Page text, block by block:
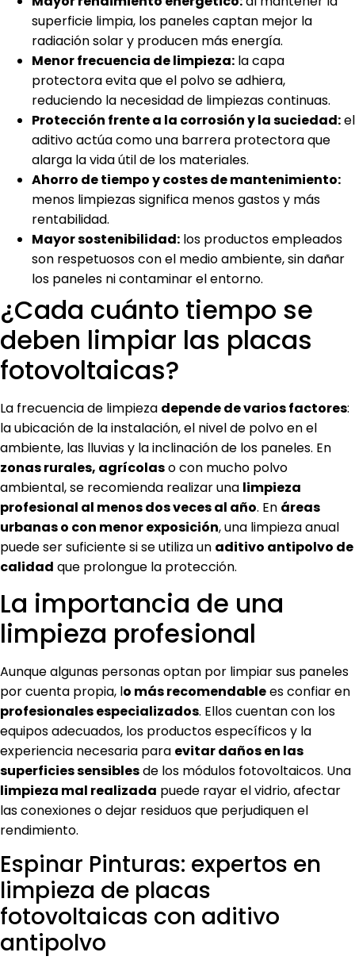
superficie limpia, los paneles captan mejor la
radiación solar y producen más energía.
Menor frecuencia de limpieza: la capa
protectora evita que el polvo se adhiera,
reduciendo la necesidad de limpiezas continuas.
Protección frente a la corrosión y la suciedad:el
aditivo actúa como una barrera protectora que
alarga la vida útil de los materiales.
Ahorro de tiempo y costes de mantenimiento:
menos limpiezas significa menos gastos y más
rentabilidad.
Mayor sostenibilidad: los productos empleados
son respetuosos con el medio ambiente, sin dañar
los paneles ni contaminar el entorno.
¿Cada cuánto tiempo se
deben limpiar las placas
fotovoltaicas?
La frecuencia de limpieza depende de varios factores:
la ubicación de la instalación, el nivel de polvo en el
ambiente, las lluvias y la inclinación de los paneles. En
zonas rurales, agrícolaso con mucho polvo
ambiental, se recomienda realizar una limpieza
profesional al menos dos veces al año. En áreas
urbanas o con menor exposición, una limpieza anual
puede ser suficiente si se utiliza un aditivo antipolvo de
calidad que prolongue la protección.
La importancia de una
limpieza profesional
Aunque algunas personas optan por limpiar sus paneles
por cuenta propia, lo más recomendablees confiar en
profesionales especializados. Ellos cuentan con los
equipos adecuados, los productos específicos y la
experiencia necesaria para evitar daños en las
superficies sensiblesde los módulos fotovoltaicos. Una
limpieza mal realizada puede rayar el vidrio, afectar
las conexiones o dejar residuos que perjudiquen el
rendimiento.
Espinar Pinturas: expertos en
limpieza de placas
fotovoltaicas con aditivo
antipolvo